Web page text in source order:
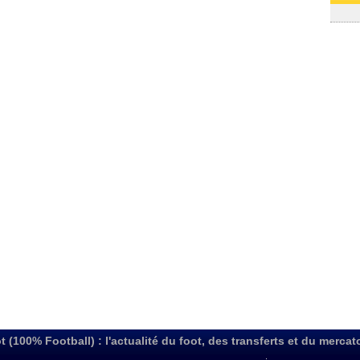
(100% Football) : l'actualité du foot, des transferts et du